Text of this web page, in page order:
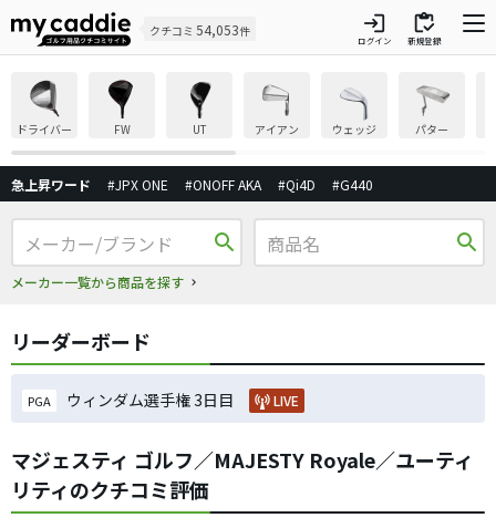
クチコミ 54,053件 login
ログイン
inventory
新規登録
ドライバー FW UT アイアン ウェッジ パター
急上昇ワード #JPX ONE #ONOFF AKA #Qi4D #G440
search
メーカー一覧から商品を探す
search
リーダーボード
PGA ウィンダム選手権 3日目 LIVE
マジェスティ ゴルフ／MAJESTY Royale／ユーティ
リティのクチコミ評価